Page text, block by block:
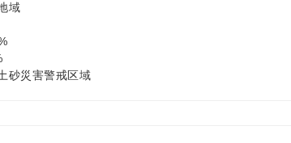
域
砂災害警戒区域